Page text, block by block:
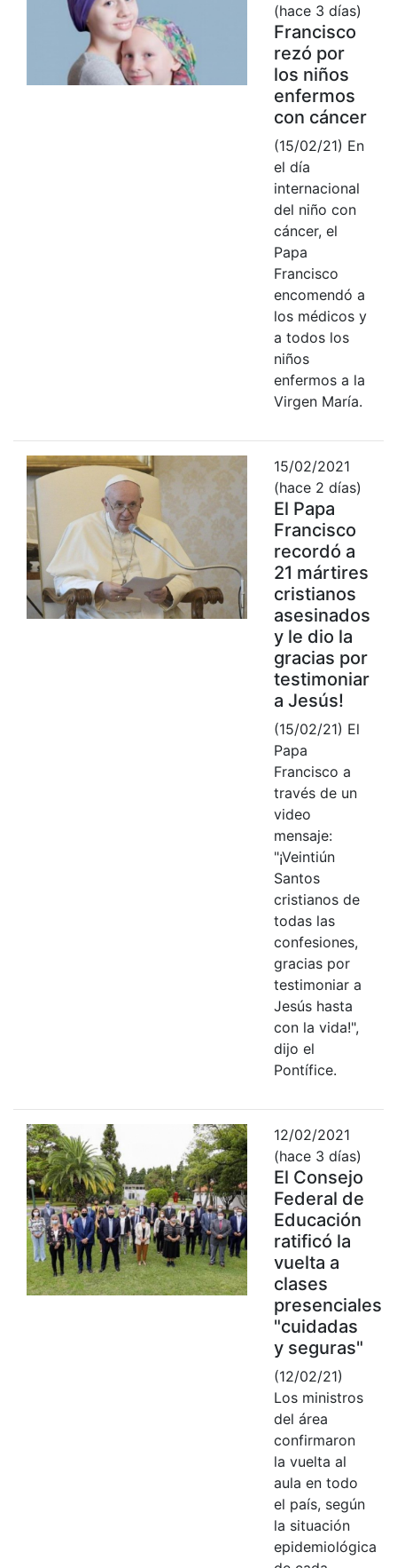
(hace 3 días)
Francisco
rezó por
los niños
enfermos
con cáncer
(15/02/21) En
el día
internacional
del niño con
cáncer, el
Papa
Francisco
encomendó a
los médicos y
a todos los
niños
enfermos a la
Virgen María.
15/02/2021
(hace 2 días)
El Papa
Francisco
recordó a
21 mártires
cristianos
asesinados
y le dio la
gracias por
testimoniar
a Jesús!
(15/02/21) El
Papa
Francisco a
través de un
video
mensaje:
"¡Veintiún
Santos
cristianos de
todas las
confesiones,
gracias por
testimoniar a
Jesús hasta
con la vida!",
dijo el
Pontífice.
12/02/2021
(hace 3 días)
El Consejo
Federal de
Educación
ratificó la
vuelta a
clases
presenciales
"cuidadas
y seguras"
(12/02/21)
Los ministros
del área
confirmaron
la vuelta al
aula en todo
el país, según
la situación
epidemiológica